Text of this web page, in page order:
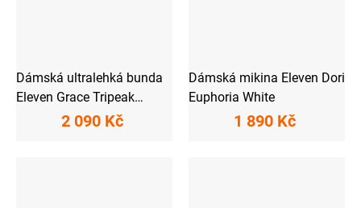
Dámská ultralehká bunda
Eleven Grace Tripeak
2 090 Kč
Dámská mikina Eleven Dori
Euphoria White
1 890 Kč